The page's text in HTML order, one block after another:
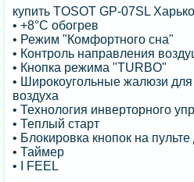
купить TOSOT GP-07SL
• +8°С обогрев
• Режим "Комфортного сна"
• Контроль направления
• Кнопка режима "TURBO"
• Широкоугольные жалюзи для
воздуха
• Технология инверторного
• Теплый старт
• Блокировка кнопок на
• Таймер
• I FEEL